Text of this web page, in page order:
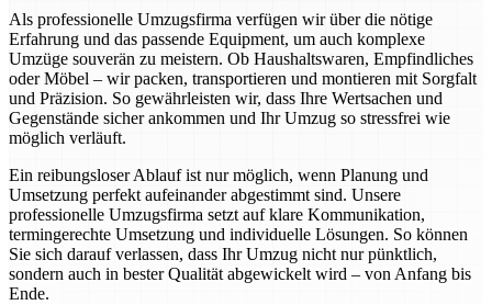
Als professionelle Umzugsfirma verfügen wir über die nötige
Erfahrung und das passende Equipment, um auch komplexe
Umzüge souverän zu meistern. Ob Haushaltswaren, Empfindliches
oder Möbel – wir packen, transportieren und montieren mit Sorgfalt
und Präzision. So gewährleisten wir, dass Ihre Wertsachen und
Gegenstände sicher ankommen und Ihr Umzug so stressfrei wie
möglich verläuft.
Ein reibungsloser Ablauf ist nur möglich, wenn Planung und
Umsetzung perfekt aufeinander abgestimmt sind. Unsere
professionelle Umzugsfirma setzt auf klare Kommunikation,
termingerechte Umsetzung und individuelle Lösungen. So können
Sie sich darauf verlassen, dass Ihr Umzug nicht nur pünktlich,
sondern auch in bester Qualität abgewickelt wird – von Anfang bis
Ende.